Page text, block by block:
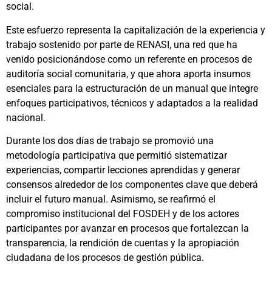
social.
Este esfuerzo representa la capitalización de la experiencia y
trabajo sostenido por parte de RENASI, una red que ha
venido posicionándose como un referente en procesos de
auditoría social comunitaria, y que ahora aporta insumos
esenciales para la estructuración de un manual que integre
enfoques participativos, técnicos y adaptados a la realidad
nacional.
Durante los dos días de trabajo se promovió una
metodología participativa que permitió sistematizar
experiencias, compartir lecciones aprendidas y generar
consensos alrededor de los componentes clave que deberá
incluir el futuro manual. Asimismo, se reafirmó el
compromiso institucional del FOSDEH y de los actores
participantes por avanzar en procesos que fortalezcan la
transparencia, la rendición de cuentas y la apropiación
ciudadana de los procesos de gestión pública.